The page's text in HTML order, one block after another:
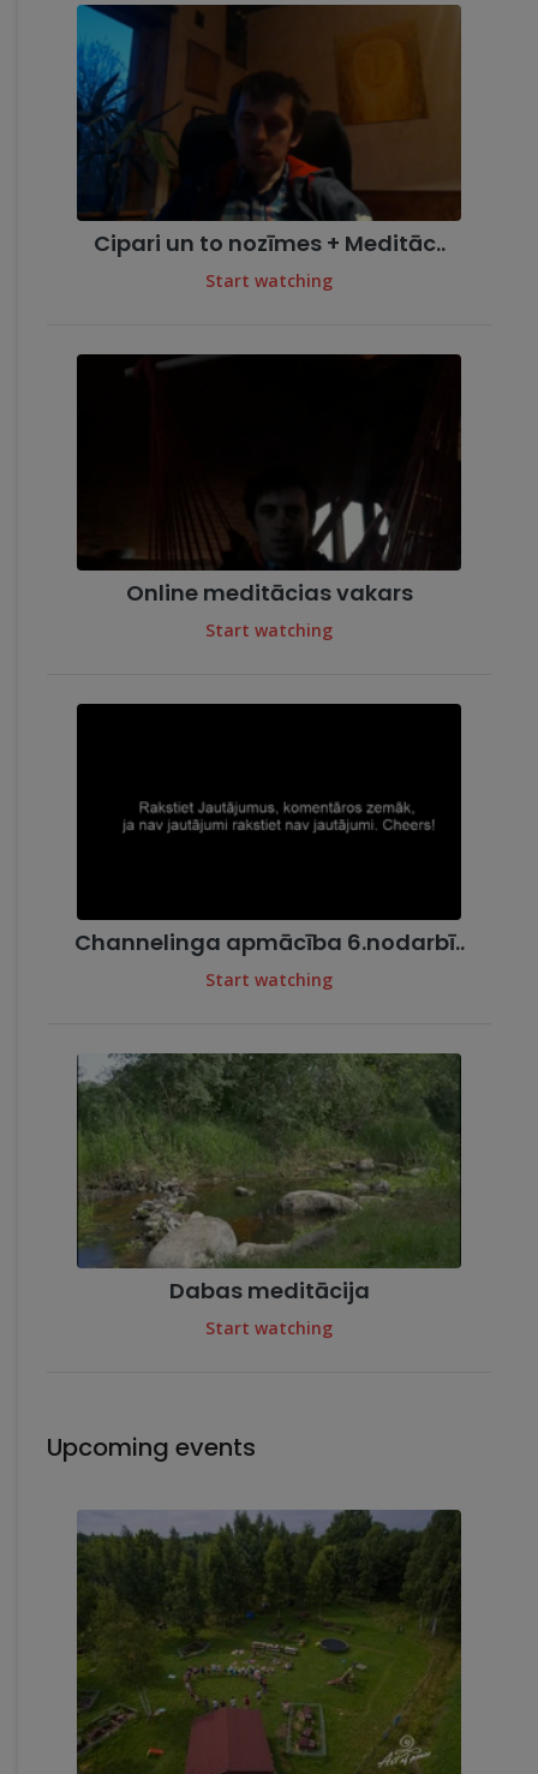
Cipari un to nozīmes + Meditāc..
Start watching
Online meditācias vakars
Start watching
Channelinga apmācība 6.nodarbī..
Start watching
Dabas meditācija
Start watching
Upcoming events